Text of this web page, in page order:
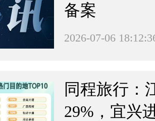
备案
2026-07-06
同程旅行：
29%，宜兴